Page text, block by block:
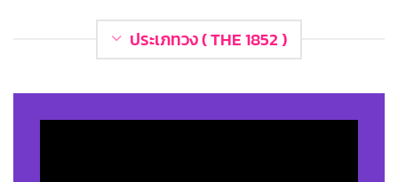
ประเภทวง ( THE 1852 )